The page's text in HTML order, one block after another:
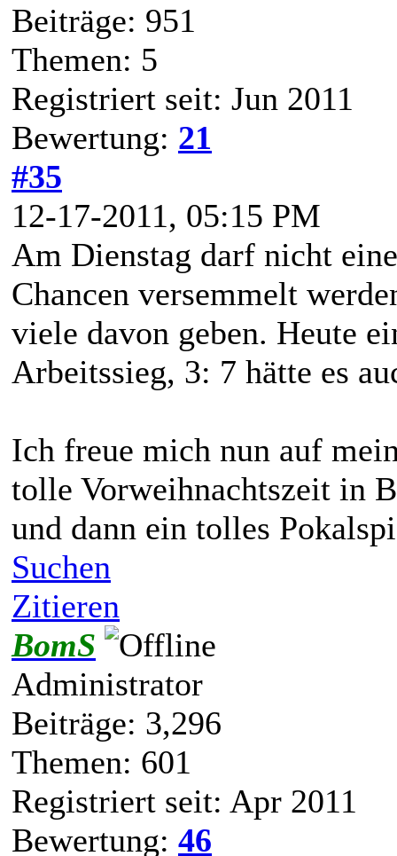
Beiträge: 951
Themen: 5
Registriert seit: Jun 2011
Bewertung: 21
#35
12-17-2011, 05:15 PM
Am Dienstag darf nicht
Chancen versemmelt
viele davon geben. Heute
Arbeitssieg, 3: 7 hätte es
Ich freue mich nun auf
tolle Vorweihnachtszeit in
und dann ein tolles
Suchen
Zitieren
BomS
Administrator
Beiträge: 3,296
Themen: 601
Registriert seit: Apr 2011
Bewertung: 46